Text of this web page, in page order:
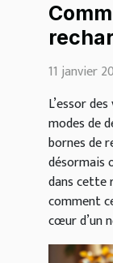
11 janvier
L’essor
modes de
bornes de
désormais
dans cette
comment
cœur d’un